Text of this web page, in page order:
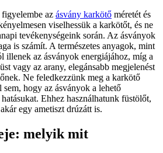
az ásvány karkötő méretét és
viselhessük a karkötőt, és ne
tevékenységeink során. Az ásványok
is számít. A természetes anyagok, mint
illenek az ásványok energiájához, míg a
vagy az arany, elegánsabb megjelenést
Ne feledkezzünk meg a karkötő
sem, hogy az ásványok a lehető
Ehhez használhatunk füstölőt,
egy ametiszt drúzátt is.
melyik mit